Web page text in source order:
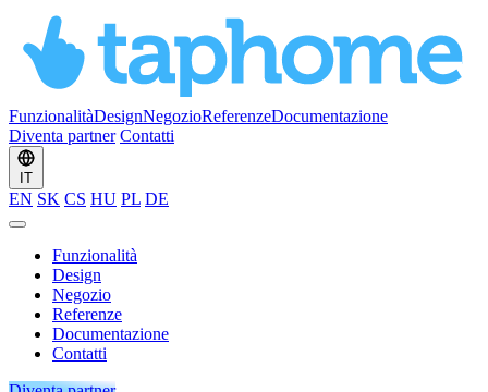
FunzionalitàDesignNegozioReferenzeDocumentazione
Diventa partner Contatti
IT
EN SK CS HU PL DE
Funzionalità
Design
Negozio
Referenze
Documentazione
Contatti